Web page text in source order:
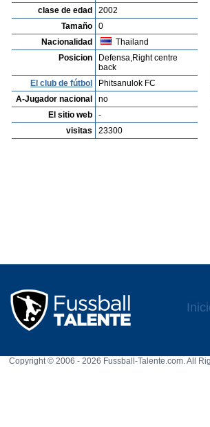
clase de edad
2002
Tamaño
0
Nacionalidad
Thailand
Posicion
Defensa,Right centre
back
El club de fútbol
Phitsanulok FC
A-Jugador nacional
no
El sitio web
-
visitas
23300
Copyright © 2006 - 2026 Fussball-Talente.com. All